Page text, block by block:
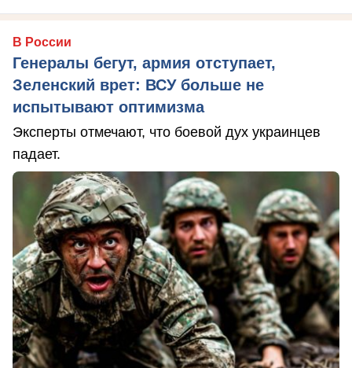
В России
Генералы бегут, армия отступает,
Зеленский врет: ВСУ больше не
испытывают оптимизма
Эксперты отмечают, что боевой дух украинцев
падает.